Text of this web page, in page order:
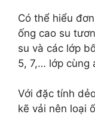
Có thể hiểu
ống cao su
su và các lớp
5, 7,… lớp cùng
Với đặc tính
kẽ vải nên loại